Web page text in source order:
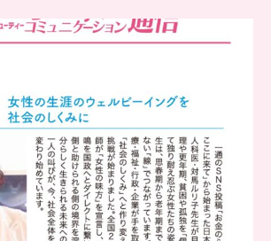
..
8